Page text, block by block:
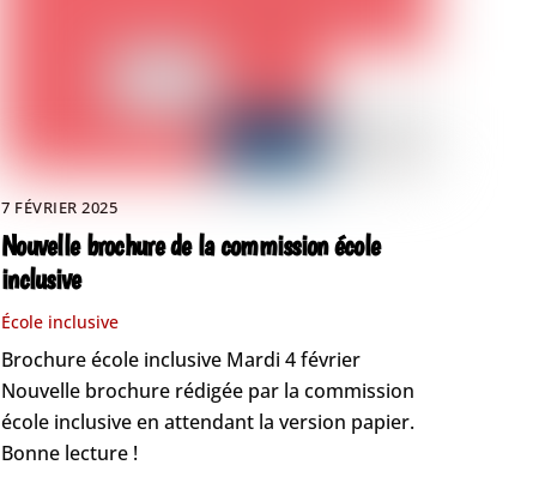
7 FÉVRIER 2025
Nouvelle brochure de la commission école
inclusive
École inclusive
Brochure école inclusive Mardi 4 février
Nouvelle brochure rédigée par la commission
école inclusive en attendant la version papier.
Bonne lecture !